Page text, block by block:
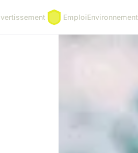
EmploiEnvironnement